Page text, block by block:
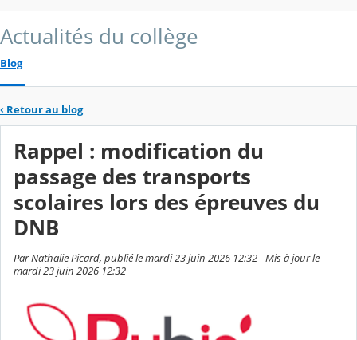
Actualités du collège
Blog
‹ Retour au blog
Rappel : modification du
passage des transports
scolaires lors des épreuves du
DNB
Par Nathalie Picard, publié le mardi 23 juin 2026 12:32 - Mis à jour le
mardi 23 juin 2026 12:32